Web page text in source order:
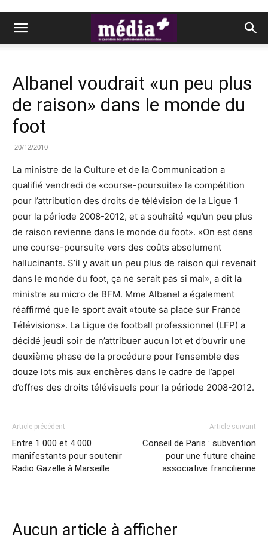
Albanel voudrait «un peu plus
de raison» dans le monde du
foot
20/12/2010
La ministre de la Culture et de la Communication a
qualifié vendredi de «course-poursuite» la compétition
pour l’attribution des droits de télévision de la Ligue 1
pour la période 2008-2012, et a souhaité «qu’un peu plus
de raison revienne dans le monde du foot». «On est dans
une course-poursuite vers des coûts absolument
hallucinants. S’il y avait un peu plus de raison qui revenait
dans le monde du foot, ça ne serait pas si mal», a dit la
ministre au micro de BFM. Mme Albanel a également
réaffirmé que le sport avait «toute sa place sur France
Télévisions». La Ligue de football professionnel (LFP) a
décidé jeudi soir de n’attribuer aucun lot et d’ouvrir une
deuxième phase de la procédure pour l’ensemble des
douze lots mis aux enchères dans le cadre de l’appel
d’offres des droits télévisuels pour la période 2008-2012.
Article précédent
Entre 1 000 et 4 000
manifestants pour soutenir
Radio Gazelle à Marseille
Article suivant
Conseil de Paris : subvention
pour une future chaîne
associative francilienne
Aucun article à afficher